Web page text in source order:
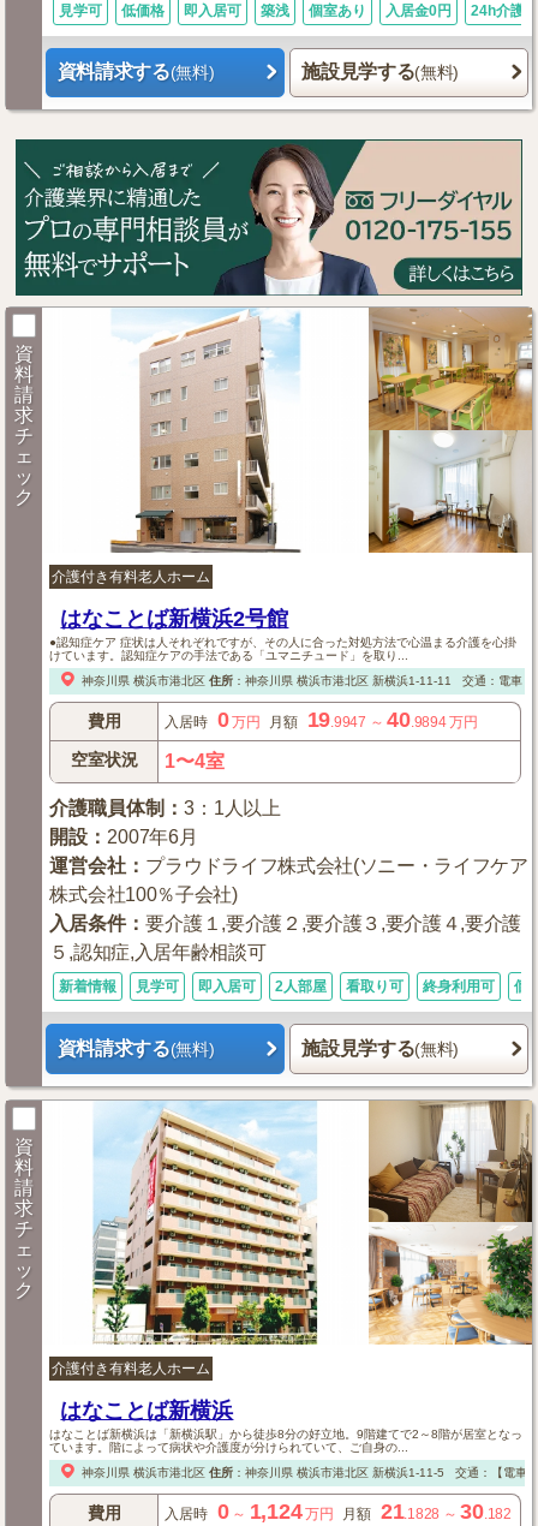
見学可 低価格 即入居可 築浅 個室あり 入居金0円 24h介護士
資料請求する(無料) 施設見学する(無料)
資
料
請
求
チ
ェ
ッ
ク
介護付き有料老人ホーム
はなことば新横浜2号館
●認知症ケア 症状は人それぞれですが、その人に合った対処方法で心温まる介護を心掛
けています。認知症ケアの手法である「ユマニチュード」を取り...
神奈川県 横浜市港北区 住所： 神奈川県 横浜市港北区新横浜1-11-11 交通：電車
費用 入居時 0万円 月額 19 .9947 ～40.9894万円
空室状況 1〜4室
介護職員体制 ：3：1人以上
開設 ： 2007年6月
運営会社 ： プラウドライフ株式会社(ソニー・ライフケア
株式会社100％子会社)
入居条件：要介護１,要介護２,要介護３,要介護４,要介護
５,認知症,入居年齢相談可
新着情報 見学可 即入居可 2人部屋 看取り可 終身利用可 個
資料請求する(無料) 施設見学する(無料)
資
料
請
求
チ
ェ
ッ
ク
介護付き有料老人ホーム
はなことば新横浜
はなことば新横浜は「新横浜駅」から徒歩8分の好立地。9階建てで2～8階が居室となっ
ています。階によって病状や介護度が分けられていて、ご自身の...
神奈川県 横浜市港北区 住所： 神奈川県 横浜市港北区新横浜1-11-5 交通：【電車】
費用 入居時 0～ 1,124万円 月額 21.1828 ～30.182